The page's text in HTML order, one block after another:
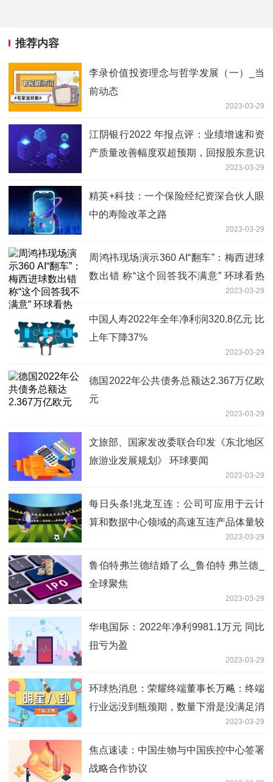
推荐内容
李录价值投资理念与哲学发展（一）_当
前动态
2023-03-29
江阴银行2022 年报点评：业绩增速和资
产质量改善幅度双超预期，回报股东意识
2023-03-29
精英+科技：一个保险经纪资深合伙人眼
中的寿险改革之路
2023-03-29
周鸿祎现场演示360 AI“翻车”：梅西进球
数出错 称“这个回答我不满意” 环球看热
2023-03-29
中国人寿2022年全年净利润320.8亿元 比
上年下降37%
2023-03-29
德国2022年公共债务总额达2.367万亿欧
元
2023-03-29
文旅部、国家发改委联合印发《东北地区
旅游业发展规划》 环球要闻
2023-03-29
每日头条!兆龙互连：公司可应用于云计
算和数据中心领域的高速互连产品体量较
2023-03-29
鲁伯特弗兰德结婚了么_鲁伯特 弗兰德_
全球聚焦
2023-03-29
华电国际：2022年净利9981.1万元 同比
扭亏为盈
2023-03-29
环球热消息：荣耀终端董事长万飚：终端
行业远没到瓶颈期，数量下滑是没满足消
2023-03-29
焦点速读：中国生物与中国疾控中心签署
战略合作协议